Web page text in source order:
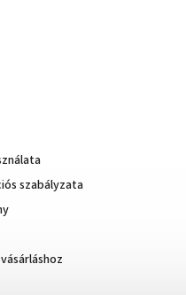
szabályzata